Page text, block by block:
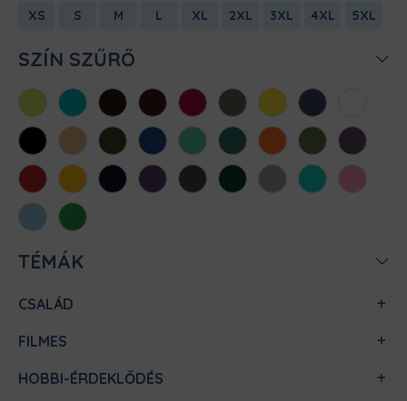
XS S M L XL 2XL 3XL 4XL 5XL
SZÍN SZŰRŐ
AlmazöldAtollkékBarnaBordóChili Cink Citromsárga
Denim
FeketeHomokKhaki KirálykékMentaMéregzöld
NarancsOliva Padlizsán
Piros SárgaSötétkékSötétlilaSötétszürke
SötétzöldSportszürke
Türkiz
Világos
rózsaszín
Világoskék
Zöld
TÉMÁK
CSALÁD
FILMES
HOBBI-ÉRDEKLŐDÉS